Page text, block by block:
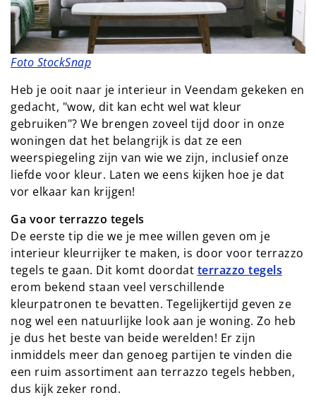
Foto StockSnap
Heb je ooit naar je interieur in Veendam gekeken en
gedacht, "wow, dit kan echt wel wat kleur
gebruiken"? We brengen zoveel tijd door in onze
woningen dat het belangrijk is dat ze een
weerspiegeling zijn van wie we zijn, inclusief onze
liefde voor kleur. Laten we eens kijken hoe je dat
vor elkaar kan krijgen!
Ga voor terrazzo tegels
De eerste tip die we je mee willen geven om je
interieur kleurrijker te maken, is door voor terrazzo
tegels te gaan. Dit komt doordat terrazzo tegels
erom bekend staan veel verschillende
kleurpatronen te bevatten. Tegelijkertijd geven ze
nog wel een natuurlijke look aan je woning. Zo heb
je dus het beste van beide werelden! Er zijn
inmiddels meer dan genoeg partijen te vinden die
een ruim assortiment aan terrazzo tegels hebben,
dus kijk zeker rond.